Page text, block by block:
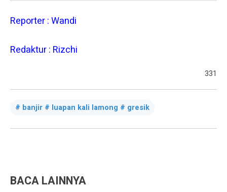
Reporter : Wandi
Redaktur : Rizchi
331
banjir # luapan kali lamong # gresik
BACA LAINNYA